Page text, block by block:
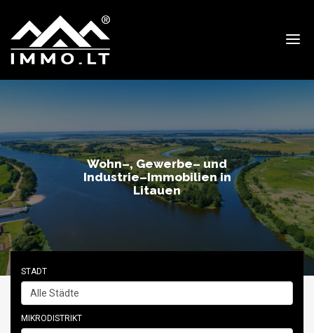
Immo
Wohn–, Gewerbe– und
Industrie–Immobilien in
Litauen
STADT
Alle Städte
MIKRODISTRIKT